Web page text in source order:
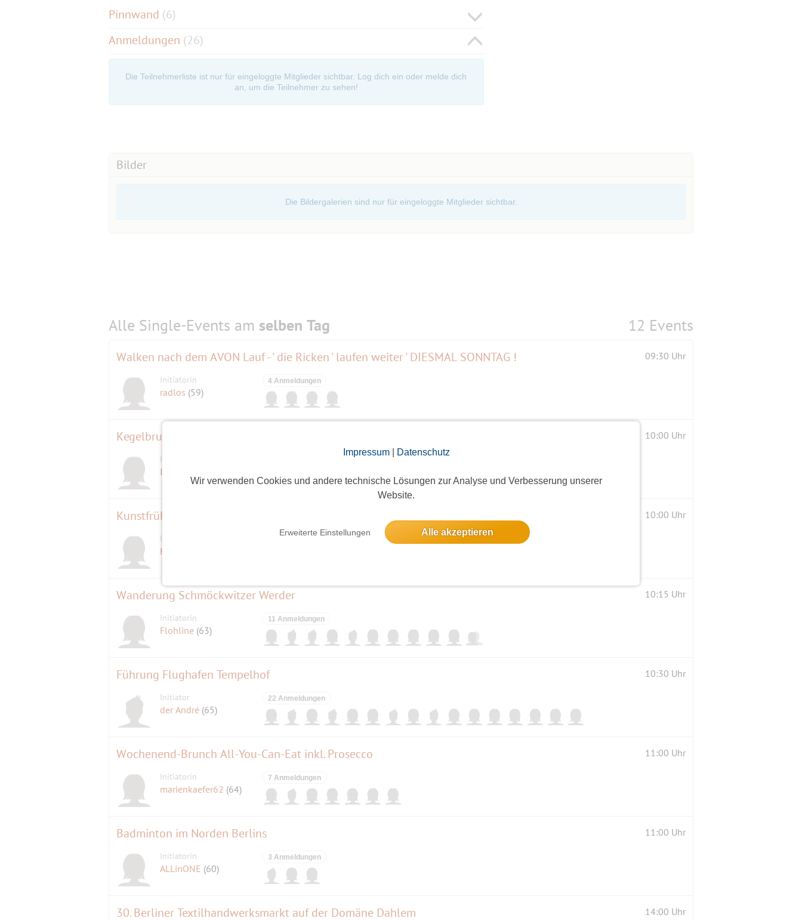
Impressum| Datenschutz
Wir verwenden Cookies und andere technische Lösungen zur Analyse und Verbesserung unserer
Website.
Erweiterte Einstellungen Alle akzeptieren
Anreise:
Mit der Buslinie 222 (Endhaltestelle Alt Lübars)
Pinnwand (6)
Anmeldungen (26)
Die Teilnehmerliste ist nur für eingeloggte Mitglieder sichtbar. Log dich ein oder melde dich
an, um die Teilnehmer zu sehen!
Bilder
Die Bildergalerien sind nur für eingeloggte Mitglieder sichtbar.
Alle Single-Events am selben Tag 12 Events
Walken nach dem AVON Lauf - ' die Ricken ' laufen weiter ' DIESMAL SONNTAG ! 09:30 Uhr
Initiatorin
radlos (59)
4 Anmeldungen
Kegelbrunch 10:00 Uhr
Initiatorin
Ines
Kunstfrühstück im Barberini 10:00 Uhr
Initiatorin
Heike217
Wanderung Schmöckwitzer Werder 10:15 Uhr
Initiatorin
Flohline (63)
11 Anmeldungen
Führung Flughafen Tempelhof 10:30 Uhr
Initiator
der André (65)
22 Anmeldungen
Wochenend-Brunch All-You-Can-Eat inkl. Prosecco 11:00 Uhr
Initiatorin
marienkaefer62 (64)
7 Anmeldungen
Badminton im Norden Berlins 11:00 Uhr
Initiatorin
ALLinONE (60)
3 Anmeldungen
30. Berliner Textilhandwerksmarkt auf der Domäne Dahlem 14:00 Uhr